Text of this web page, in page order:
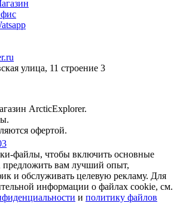
улица, 11 строение 3
АrcticExplorer.
офертой.
файлы, чтобы включить основные
предложить вам лучший опыт,
и обслуживать целевую рекламу. Для
информации о файлах cookie, см.
и политику файлов